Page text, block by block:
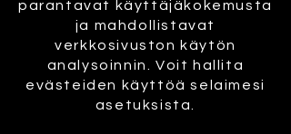
parantavat käyttäjäkokemusta
ja mahdollistavat
verkkosivuston käytön
analysoinnin. Voit hallita
evästeiden käyttöä selaimesi
asetuksista.